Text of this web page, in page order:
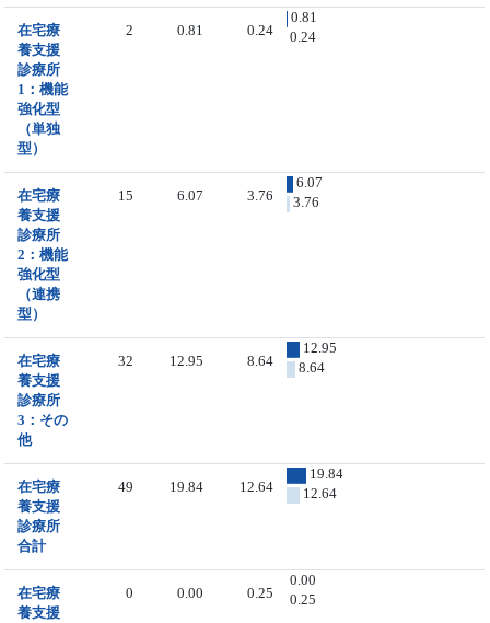
在宅療
養支援
診療所
1：機能
強化型
（単独
型）
2 0.81 0.24
0.81
0.24
在宅療
養支援
診療所
2：機能
強化型
（連携
型）
15 6.07 3.76
6.07
3.76
在宅療
養支援
診療所
3：その
他
32 12.95 8.64
12.95
8.64
在宅療
養支援
診療所
合計
49 19.84 12.64
19.84
12.64
在宅療
養支援
0 0.00 0.25
0.00
0.25